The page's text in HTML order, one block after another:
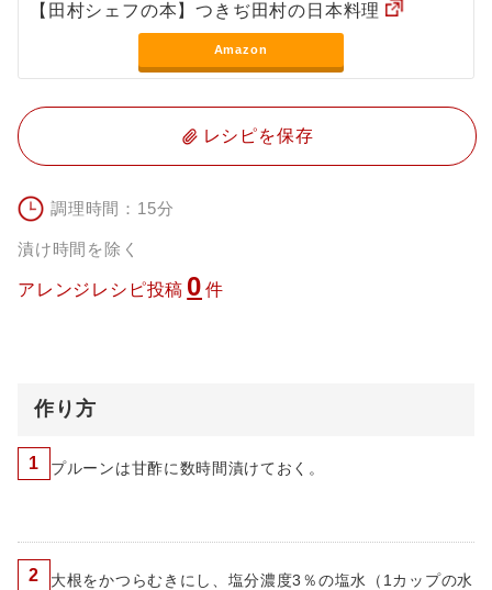
【田村シェフの本】つきぢ田村の日本料理
Amazon
レシピを保存
調理時間：15分
漬け時間を除く
アレンジレシピ投稿 0 件
作り方
1 プルーンは甘酢に数時間漬けておく。
2
大根をかつらむきにし、塩分濃度3％の塩水（1カップの水